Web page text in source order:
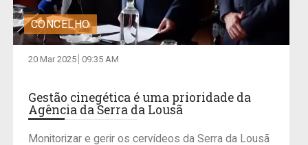
CONCELHO
20 Mar 2025 09:35 AM
Gestão cinegética é uma prioridade da
Agência da Serra da Lousã
Monitorizar e gerir os cervídeos da Serra da Lousã